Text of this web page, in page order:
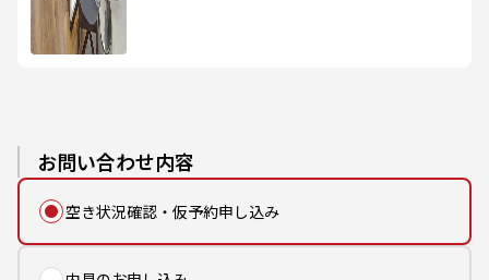
お問い合わせ内容
空き状況確認・仮予約申し込み